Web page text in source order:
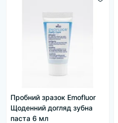
Пробний зразок Emofluor
Щоденний догляд зубна
паста 6 мл